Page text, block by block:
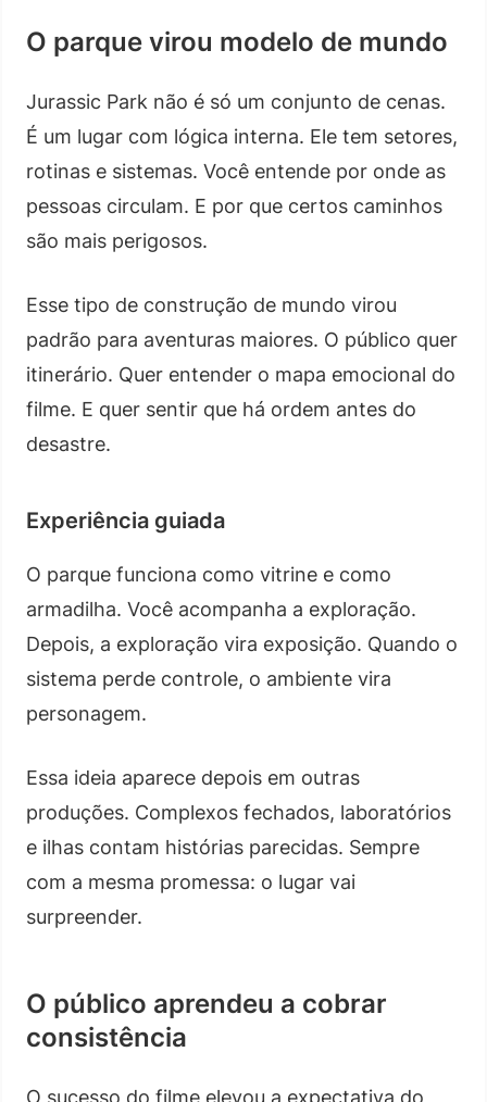
O parque virou modelo de mundo
Jurassic Park não é só um conjunto de cenas.
É um lugar com lógica interna. Ele tem setores,
rotinas e sistemas. Você entende por onde as
pessoas circulam. E por que certos caminhos
são mais perigosos.
Esse tipo de construção de mundo virou
padrão para aventuras maiores. O público quer
itinerário. Quer entender o mapa emocional do
filme. E quer sentir que há ordem antes do
desastre.
Experiência guiada
O parque funciona como vitrine e como
armadilha. Você acompanha a exploração.
Depois, a exploração vira exposição. Quando o
sistema perde controle, o ambiente vira
personagem.
Essa ideia aparece depois em outras
produções. Complexos fechados, laboratórios
e ilhas contam histórias parecidas. Sempre
com a mesma promessa: o lugar vai
surpreender.
O público aprendeu a cobrar
consistência
O sucesso do filme elevou a expectativa do